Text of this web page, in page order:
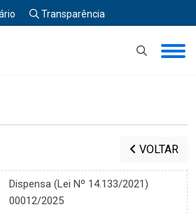
Transparência
VOLTAR
Dispensa (Lei Nº 14.133/2021)
00012/2025